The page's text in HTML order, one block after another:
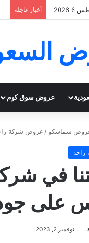
أخبار عاجلة
عروض سوق كوم
سماسكو / عروض شركة
في
على
نوفمبر 2, 2023